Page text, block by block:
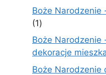
Boże
11
produkt
Boże Narodzenie
dekoracje
Boże Narodzenie